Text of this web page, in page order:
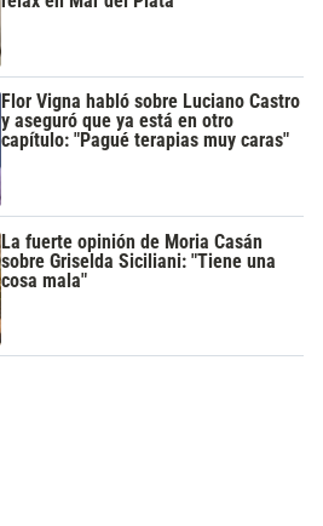
Flor Vigna habló sobre Luciano Castro
y aseguró que ya está en otro
capítulo: "Pagué terapias muy caras"
La fuerte opinión de Moria Casán
sobre Griselda Siciliani: "Tiene una
cosa mala"